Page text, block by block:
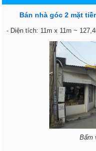
Bán nhà góc 2 mặt
- Diện tích: 11m x 11m ~
Bấm